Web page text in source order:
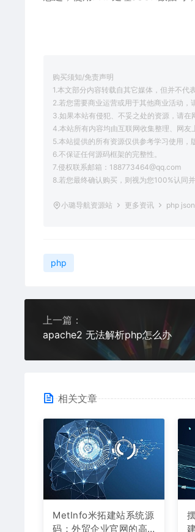
购买须知/免责声明
1.本文部分内容转载自其它媒体，但并不代
2.若您需要商业运营或用于其他商业活动，
3.如果本站有侵犯、不妥之处的资源，请在
4.本站所有内容均由互联网收集整理、网友
5.本站提供的所有资源仅供参考学习使用
6.不保证任何源码框架的完整性。
7.侵权联系邮箱：188773464@qq.com
8.若您最终确认购买，则视为您100%认同
小璐导航资源站 更多资讯 php
php
上一篇：
apache2 无法解析php怎么办
相关文章
MetInfo米拓建站系统源
码：外贸企业官网的高